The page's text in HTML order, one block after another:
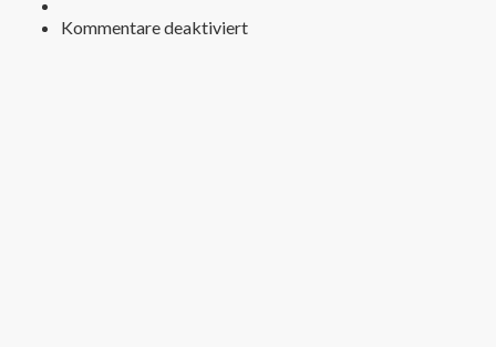
Kommentare deaktiviertfür